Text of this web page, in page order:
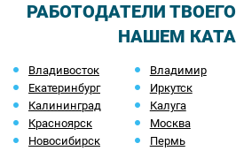
РАБОТОДАТЕЛИ
НАШЕМ
Владивосток Владимир
Екатеринбург
Иркутск
Калининград
Калуга
Красноярск
Москва
Новосибирск
Пермь